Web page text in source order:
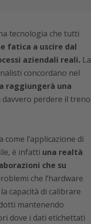
tecnologia che tutti
fatica a uscire dal
aziendali reali.La
concordano nel
raggiungerà una
perdere il treno
come l’applicazione di
è infatti una realtà
che su
che l’hardware
capacità di calibrare
mantenendo
dove i dati etichettati